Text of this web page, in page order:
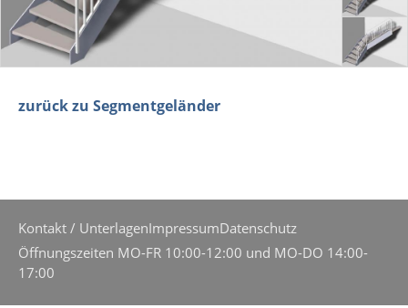
zurück zu Segmentgeländer
Kontakt / UnterlagenImpressumDatenschutz
Öffnungszeiten MO-FR 10:00-12:00 und MO-DO 14:00-
17:00